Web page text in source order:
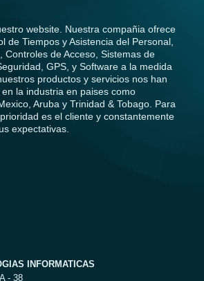
website. Nuestra compañia ofrece
de Tiempos y Asistencia del Personal,
Controles de Acceso, Sistemas de
GPS, y Software a la medida
productos y servicios nos han
la industria en paises como
Aruba y Trinidad & Tobago. Para
es el cliente y constantemente
expectativas.
INFORMATICAS
- 38